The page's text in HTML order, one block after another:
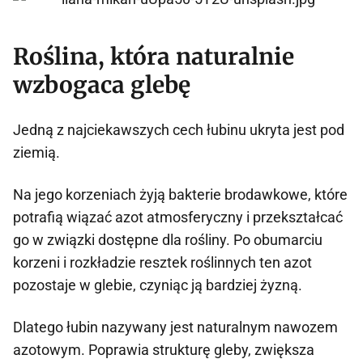
Roślina, która naturalnie
wzbogaca glebę
Jedną z najciekawszych cech łubinu ukryta jest pod
ziemią.
Na jego korzeniach żyją bakterie brodawkowe, które
potrafią wiązać azot atmosferyczny i przekształcać
go w związki dostępne dla rośliny. Po obumarciu
korzeni i rozkładzie resztek roślinnych ten azot
pozostaje w glebie, czyniąc ją bardziej żyzną.
Dlatego łubin nazywany jest naturalnym nawozem
azotowym. Poprawia strukturę gleby, zwiększa